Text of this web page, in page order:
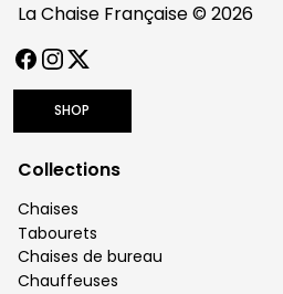
La Chaise Française © 2026
FACEBOOK
INSTAGRAM
TWITTER / X
SHOP
Collections
Chaises
Tabourets
Chaises de bureau
Chauffeuses